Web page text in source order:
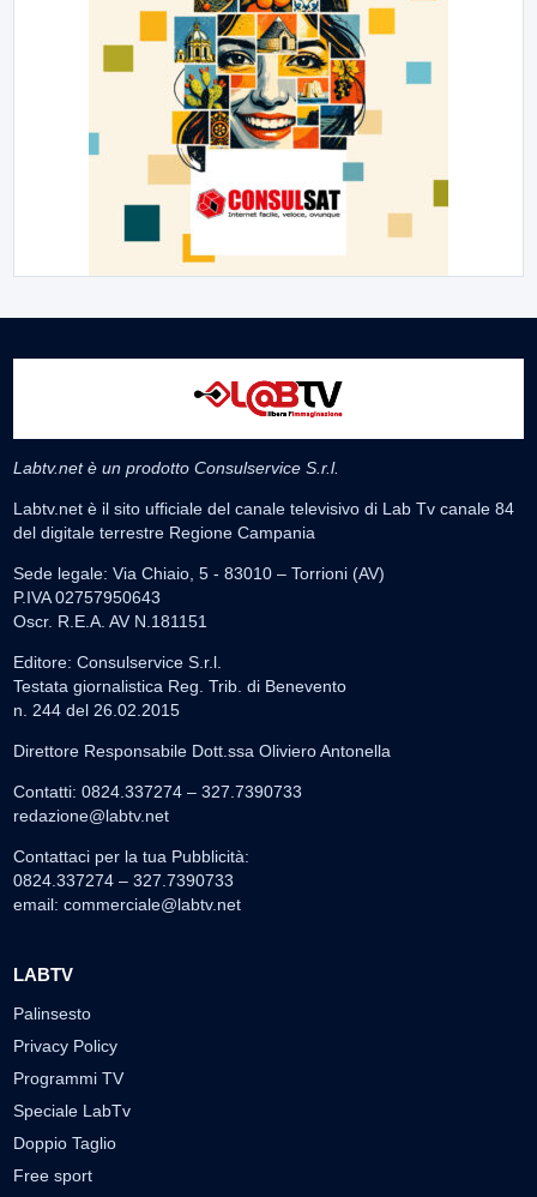
Labtv.net è un prodotto Consulservice S.r.l.
Labtv.net è il sito ufficiale del canale televisivo di Lab Tv canale 84
del digitale terrestre Regione Campania
Sede legale: Via Chiaio, 5 - 83010 – Torrioni (AV)
P.IVA 02757950643
Oscr. R.E.A. AV N.181151
Editore: Consulservice S.r.l.
Testata giornalistica Reg. Trib. di Benevento
n. 244 del 26.02.2015
Direttore Responsabile Dott.ssa Oliviero Antonella
Contatti: 0824.337274 – 327.7390733
redazione@labtv.net
Contattaci per la tua Pubblicità:
0824.337274 – 327.7390733
email: commerciale@labtv.net
LABTV
Palinsesto
Privacy Policy
Programmi TV
Speciale LabTv
Doppio Taglio
Free sport